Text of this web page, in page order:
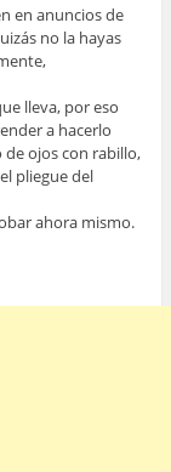
en anuncios de
no la hayas
lleva, por eso
a hacerlo
de ojos con rabillo,
pliegue del
ahora mismo.